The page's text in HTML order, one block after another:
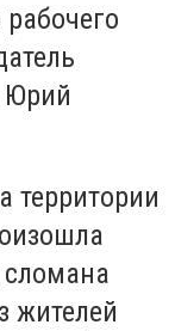
Юрий
территории
жителей